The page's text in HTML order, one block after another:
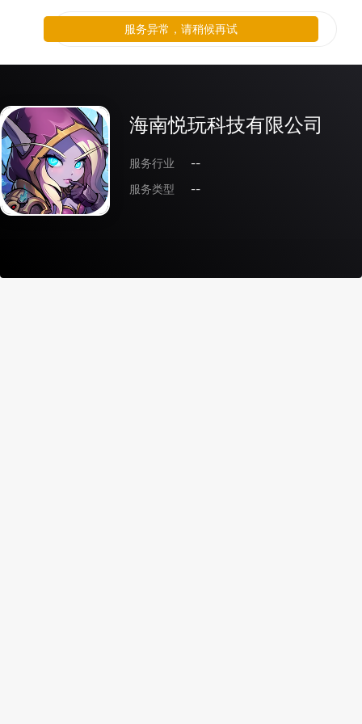
海南悦玩科技有限公司
服务行业
--
服务类型
--
服务异常，请稍候再试